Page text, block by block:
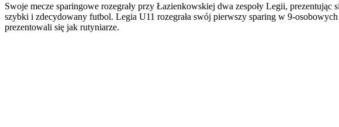
Swoje mecze sparingowe rozegrały przy Łazienkowskiej dwa zespoły Legii,
szybki i zdecydowany futbol. Legia U11 rozegrała swój pierwszy sparing w 9-
prezentowali się jak rutyniarze.